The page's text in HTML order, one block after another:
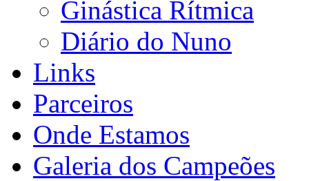
Ginástica Rítmica
Diário do Nuno
Links
Parceiros
Onde Estamos
Galeria dos Campeões